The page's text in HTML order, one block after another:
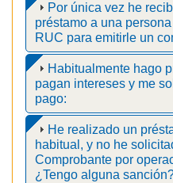
Por única vez he
préstamo a una
RUC para emitirle un
Habitualmente hago
pagan intereses y me
pago:
He realizado un
habitual, y no he
Comprobante por
¿Tengo alguna